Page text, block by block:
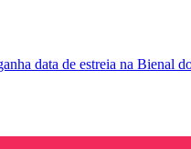
data de estreia na Bienal